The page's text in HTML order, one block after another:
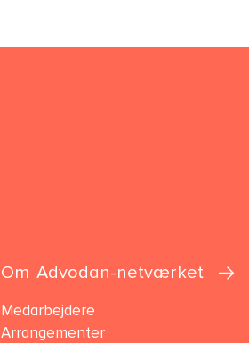
Om Advodan-netværket
Medarbejdere
Arrangementer